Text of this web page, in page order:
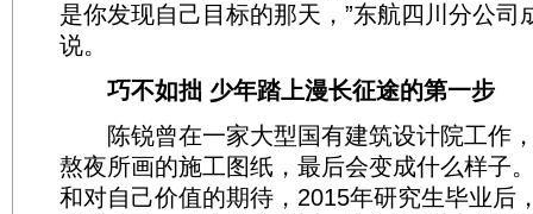
是你发现自己目标的那天，”东航四川分公司
说。
巧不如拙 少年踏上漫长征途的第一步
陈锐曾在一家大型国有建筑设计院工作
熬夜所画的施工图纸，最后会变成什么样子
和对自己价值的期待，2015年研究生毕业后